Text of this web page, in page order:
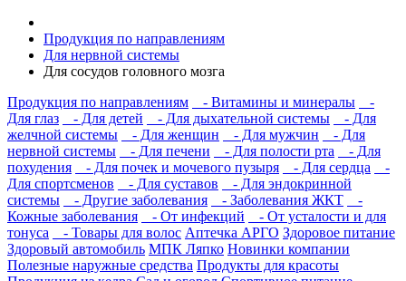
Продукция по направлениям
Для нервной системы
Для сосудов головного мозга
Продукция по направлениям
- Витамины и минералы
-
Для глаз
- Для детей - Для дыхательной системы
- Для
желчной системы
- Для женщин - Для мужчин
- Для
нервной системы
- Для печени - Для полости рта
- Для
похудения
- Для почек и мочевого пузыря - Для сердца
-
Для спортсменов
- Для суставов
- Для эндокринной
системы
- Другие заболевания - Заболевания ЖКТ
-
Кожные заболевания
- От инфекций
- От усталости и для
тонуса
- Товары для волос Аптечка АРГО Здоровое питание
Здоровый автомобиль МПК Ляпко Новинки компании
Полезные наружные средства Продукты для красоты